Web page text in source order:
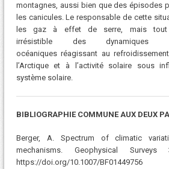
montagnes, aussi bien que des épisodes
les canicules. Le responsable de cette
les gaz à effet de serre, mais tout
irrésistible des dynamiques
océaniques réagissant au
l’Arctique et à l’activité solaire sous
système solaire.
BIBLIOGRAPHIE COMMUNE AUX DEUX
Berger, A. Spectrum of climatic
mechanisms. Geophysical
https://doi.org/10.1007/BF01449756